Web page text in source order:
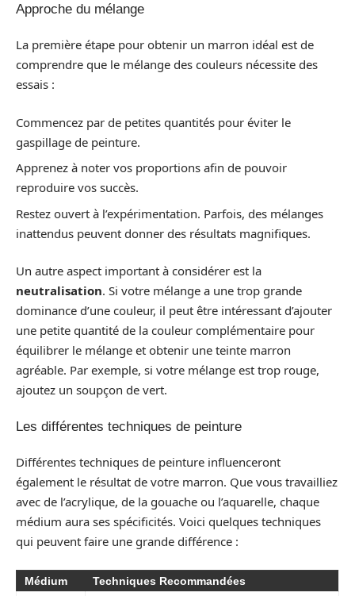
Approche du mélange
La première étape pour obtenir un marron idéal est de
comprendre que le mélange des couleurs nécessite des
essais :
Commencez par de petites quantités pour éviter le
gaspillage de peinture.
Apprenez à noter vos proportions afin de pouvoir
reproduire vos succès.
Restez ouvert à l’expérimentation. Parfois, des mélanges
inattendus peuvent donner des résultats magnifiques.
Un autre aspect important à considérer est la
neutralisation. Si votre mélange a une trop grande
dominance d’une couleur, il peut être intéressant d’ajouter
une petite quantité de la couleur complémentaire pour
équilibrer le mélange et obtenir une teinte marron
agréable. Par exemple, si votre mélange est trop rouge,
ajoutez un soupçon de vert.
Les différentes techniques de peinture
Différentes techniques de peinture influenceront
également le résultat de votre marron. Que vous travailliez
avec de l’acrylique, de la gouache ou l’aquarelle, chaque
médium aura ses spécificités. Voici quelques techniques
qui peuvent faire une grande différence :
Médium Techniques Recommandées